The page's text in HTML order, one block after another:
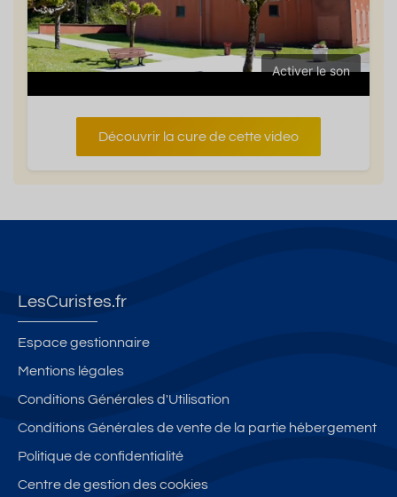
Activer le son
Découvrir la cure de cette video
LesCuristes.fr
Espace gestionnaire
Mentions légales
Conditions Générales d'Utilisation
Conditions Générales de vente de la partie hébergement
Politique de confidentialité
Centre de gestion des cookies